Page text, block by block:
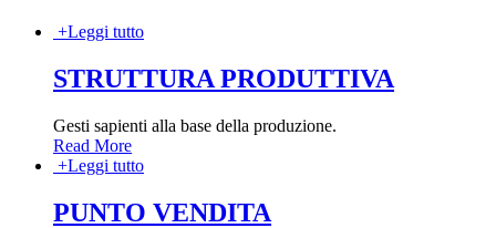
+Leggi tutto
STRUTTURA PRODUTTIVA
Gesti sapienti alla base della produzione.
Read More
+Leggi tutto
PUNTO VENDITA